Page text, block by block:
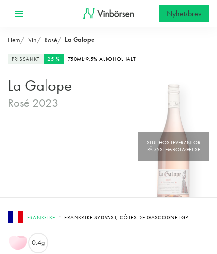
Nyhetsbrev
Hem Vin Rosé La Galope
PRISSÄNKT 25 % 750ML 9.5% ALKOHOLHALT
La Galope
Rosé 2023
FRANKRIKE FRANKRIKE SYDVÄST, CÔTES DE GASCOGNE IGP
0.4g